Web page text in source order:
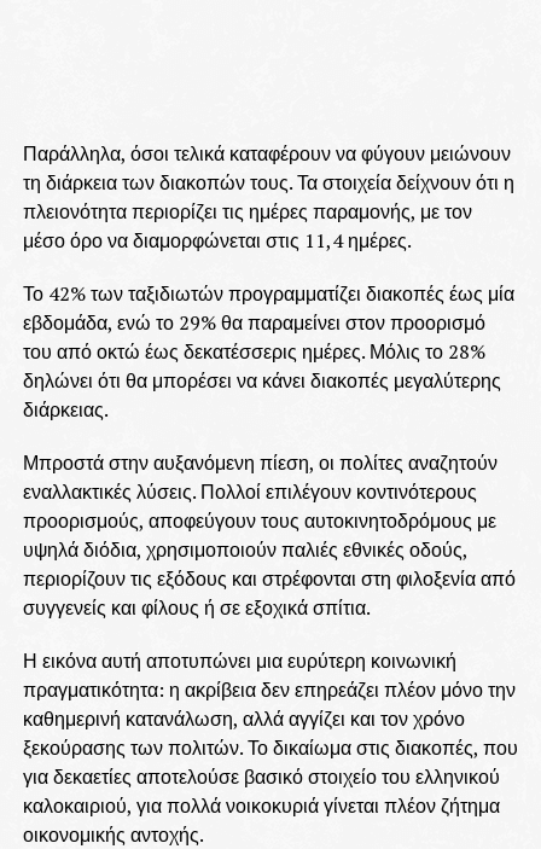
Παράλληλα, όσοι τελικά καταφέρουν να φύγουν μειώνουν
τη διάρκεια των διακοπών τους. Τα στοιχεία δείχνουν ότι η
πλειονότητα περιορίζει τις ημέρες παραμονής, με τον
μέσο όρο να διαμορφώνεται στις 11,4 ημέρες.
Το 42% των ταξιδιωτών προγραμματίζει διακοπές έως μία
εβδομάδα, ενώ το 29% θα παραμείνει στον προορισμό
του από οκτώ έως δεκατέσσερις ημέρες. Μόλις το 28%
δηλώνει ότι θα μπορέσει να κάνει διακοπές μεγαλύτερης
διάρκειας.
Μπροστά στην αυξανόμενη πίεση, οι πολίτες αναζητούν
εναλλακτικές λύσεις. Πολλοί επιλέγουν κοντινότερους
προορισμούς, αποφεύγουν τους αυτοκινητοδρόμους με
υψηλά διόδια, χρησιμοποιούν παλιές εθνικές οδούς,
περιορίζουν τις εξόδους και στρέφονται στη φιλοξενία από
συγγενείς και φίλους ή σε εξοχικά σπίτια.
Η εικόνα αυτή αποτυπώνει μια ευρύτερη κοινωνική
πραγματικότητα: η ακρίβεια δεν επηρεάζει πλέον μόνο την
καθημερινή κατανάλωση, αλλά αγγίζει και τον χρόνο
ξεκούρασης των πολιτών. Το δικαίωμα στις διακοπές, που
για δεκαετίες αποτελούσε βασικό στοιχείο του ελληνικού
καλοκαιριού, για πολλά νοικοκυριά γίνεται πλέον ζήτημα
οικονομικής αντοχής.